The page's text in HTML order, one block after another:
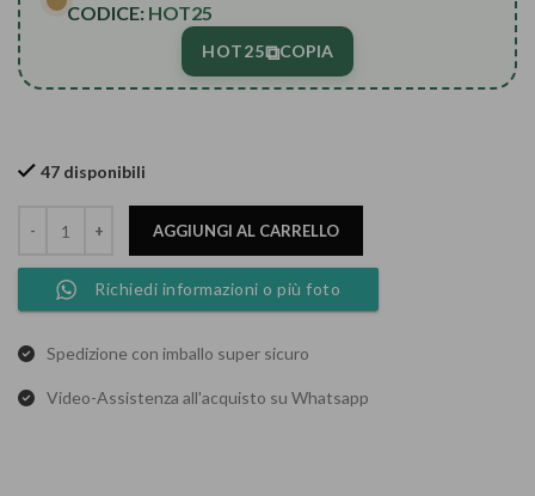
CODICE: HOT25
HOT25⧉COPIA
47 disponibili
AGGIUNGI AL CARRELLO
Richiedi informazioni o più foto
Spedizione con imballo super sicuro
Video-Assistenza all'acquisto su Whatsapp